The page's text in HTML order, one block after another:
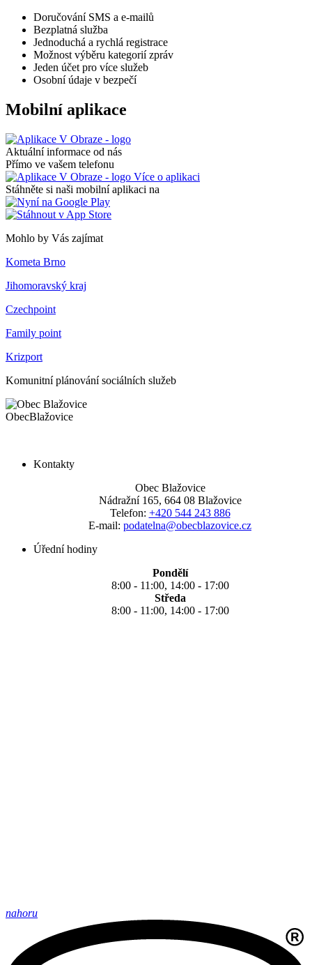
Doručování SMS a e-mailů
Bezplatná služba
Jednoduchá a rychlá registrace
Možnost výběru kategorií zpráv
Jeden účet pro více služeb
Osobní údaje v bezpečí
Mobilní aplikace
Aktuální informace od nás
Přímo ve vašem telefonu
Více o aplikaci
Stáhněte si naši mobilní aplikaci na
Mohlo by Vás zajímat
Kometa Brno
Jihomoravský kraj
Czechpoint
Family point
Krizport
Komunitní plánování sociálních služeb
ObecBlažovice
Kontakty
Obec Blažovice
Nádražní 165, 664 08 Blažovice
Telefon: +420 544 243 886
E-mail: podatelna@obecblazovice.cz
Úřední hodiny
Pondělí
8:00 - 11:00, 14:00 - 17:00
Středa
8:00 - 11:00, 14:00 - 17:00
nahoru